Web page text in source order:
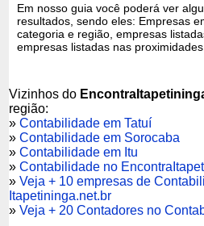
Em nosso guia você poderá ver
resultados, sendo eles: Empresas
categoria e região, empresas
empresas listadas nas proximidades.
Vizinhos do
região:
»Contabilidade em Tatuí
»Contabilidade em Sorocaba
»Contabilidade em Itu
»Contabilidade no
»Veja + 10 empresas de
Itapetininga.net.br
»Veja + 20 Contadores no